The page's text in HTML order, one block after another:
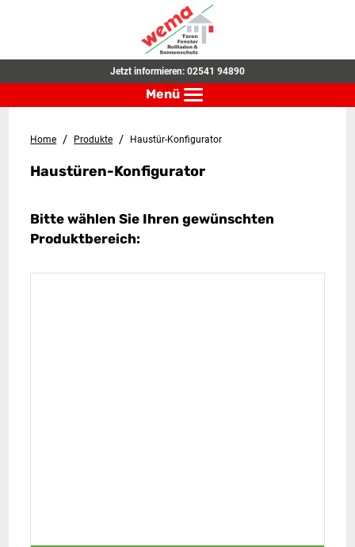
Jetzt informieren: 02541 94890
Toggle navigation
Menü
Home / Produkte / Haustür-Konfigurator
Haustüren-Konfigurator
Bitte wählen Sie Ihren gewünschten
Produktbereich: